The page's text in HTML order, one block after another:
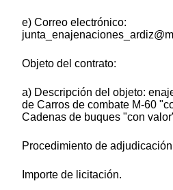
e) Correo electrónico:
Objeto del contrato:
a) Descripción del objeto:
de Carros de combate M-60
Cadenas de buques "con
Procedimiento de
Importe de licitación.